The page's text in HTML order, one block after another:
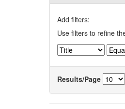
Add filters:
Use filters to refine
Results/Page